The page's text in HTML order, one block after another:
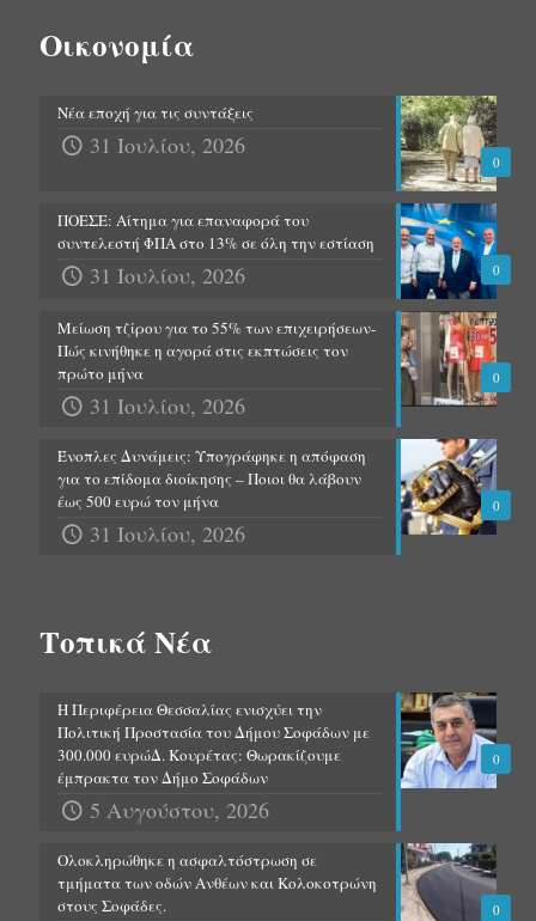
Οικονομία
0
Νέα εποχή για τις συντάξεις
31 Ιουλίου, 2026
0
ΠΟΕΣΕ: Αίτημα για επαναφορά του
συντελεστή ΦΠΑ στο 13% σε όλη την εστίαση
31 Ιουλίου, 2026
0
Μείωση τζίρου για το 55% των επιχειρήσεων-
Πώς κινήθηκε η αγορά στις εκπτώσεις τον
πρώτο μήνα
31 Ιουλίου, 2026
0
Ένοπλες Δυνάμεις: Υπογράφηκε η απόφαση
για το επίδομα διοίκησης – Ποιοι θα λάβουν
έως 500 ευρώ τον μήνα
31 Ιουλίου, 2026
Τοπικά Νέα
0
Η Περιφέρεια Θεσσαλίας ενισχύει την
Πολιτική Προστασία του Δήμου Σοφάδων με
300.000 ευρώΔ. Κουρέτας: Θωρακίζουμε
έμπρακτα τον Δήμο Σοφάδων
5 Αυγούστου, 2026
0
Ολοκληρώθηκε η ασφαλτόστρωση σε
τμήματα των οδών Ανθέων και Κολοκοτρώνη
στους Σοφάδες.